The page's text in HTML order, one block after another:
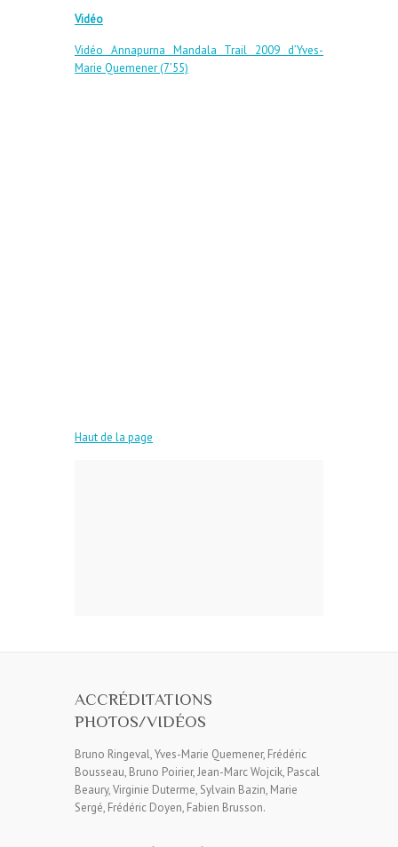
Vidéo
Vidéo Annapurna Mandala Trail 2009 d’Yves-
Marie Quemener (7’55)
Haut de la page
ACCRÉDITATIONS
PHOTOS/VIDÉOS
Bruno Ringeval, Yves-Marie Quemener, Frédéric
Bousseau, Bruno Poirier, Jean-Marc Wojcik, Pascal
Beaury, Virginie Duterme, Sylvain Bazin, Marie
Sergé, Frédéric Doyen, Fabien Brusson.